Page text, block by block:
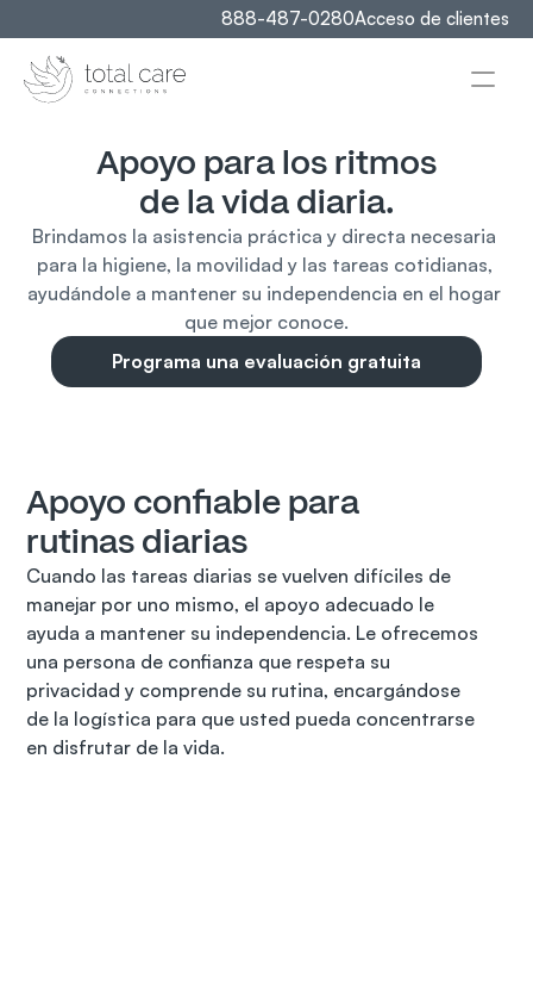
888-487-0280Acceso de clientes
Apoyo para los ritmos
de la vida diaria.
Brindamos la asistencia práctica y directa necesaria
para la higiene, la movilidad y las tareas cotidianas,
ayudándole a mantener su independencia en el hogar
que mejor conoce.
Programa una evaluación gratuita
Apoyo confiable para
rutinas diarias
Cuando las tareas diarias se vuelven difíciles de
manejar por uno mismo, el apoyo adecuado le
ayuda a mantener su independencia. Le ofrecemos
una persona de confianza que respeta su
privacidad y comprende su rutina, encargándose
de la logística para que usted pueda concentrarse
en disfrutar de la vida.